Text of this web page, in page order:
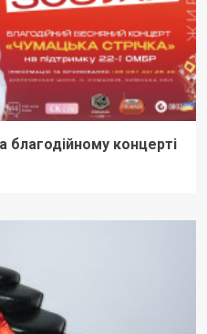
благодійному концерті